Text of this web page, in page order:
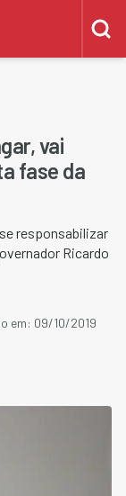
vai
fase da
responsabilizar
Ricardo
em: 09/10/2019